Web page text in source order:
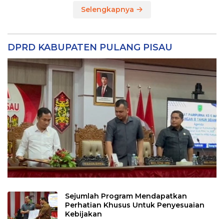
Selengkapnya
DPRD KABUPATEN PULANG PISAU
Sejumlah Program Mendapatkan
Perhatian Khusus Untuk Penyesuaian
Kebijakan